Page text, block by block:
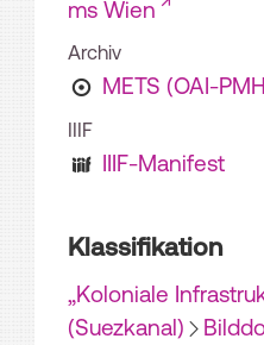
ms Wien
Archiv
METS (OAI-
IIIF
IIIF-Manifest
Klassifikation
„Koloniale
(Suezkanal)